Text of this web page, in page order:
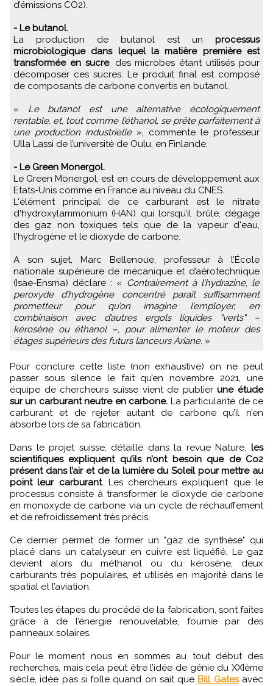
d’émissions CO2).
- Le butanol.
La production de butanol est un processus
microbiologique dans lequel la matière première est
transformée en sucre, des microbes étant utilisés pour
décomposer ces sucres. Le produit final est composé
de composants de carbone convertis en butanol.
« Le butanol est une alternative écologiquement
rentable, et, tout comme l’éthanol, se prête parfaitement à
une production industrielle», commente le professeur
Ulla Lassi de l’université de Oulu, en Finlande.
- Le Green Monergol.
Le Green Monergol, est en cours de développement aux
Etats-Unis comme en France au niveau du CNES.
L'élément principal de ce carburant est le nitrate
d'hydroxylammonium (HAN) qui lorsqu’il brûle, dégage
des gaz non toxiques tels que de la vapeur d'eau,
l'hydrogène et le dioxyde de carbone.
A son sujet, Marc Bellenoue, professeur à l’École
nationale supérieure de mécanique et d’aérotechnique
(Isae-Ensma) déclare : « Contrairement à l’hydrazine, le
peroxyde d’hydrogène concentré paraît suffisamment
prometteur pour qu’on imagine l’employer, en
combinaison avec d’autres ergols liquides "verts" –
kérosène ou éthanol –, pour alimenter le moteur des
étages supérieurs des futurs lanceurs Ariane. »
Pour conclure cette liste (non exhaustive) on ne peut
passer sous silence le fait qu’en novembre 2021, une
équipe de chercheurs suisse vient de publierune étude
sur un carburant neutre en carbone. La particularité de ce
carburant et de rejeter autant de carbone qu’il n’en
absorbe lors de sa fabrication.
Dans le projet suisse, détaillé dans la revue Nature, les
scientifiques expliquent qu’ils n’ont besoin que de Co2
présent dans l’air et de la lumière du Soleil pour mettre au
point leur carburant. Les chercheurs expliquent que le
processus consiste à transformer le dioxyde de carbone
en monoxyde de carbone via un cycle de réchauffement
et de refroidissement très précis.
Ce dernier permet de former un "gaz de synthèse" qui
placé dans un catalyseur en cuivre est liquéfié. Le gaz
devient alors du méthanol ou du kérosène, deux
carburants très populaires, et utilisés en majorité dans le
spatial et l’aviation.
Toutes les étapes du procédé de la fabrication, sont faites
grâce à de l’énergie renouvelable, fournie par des
panneaux solaires.
Pour le moment nous en sommes au tout début des
recherches, mais cela peut être l’idée de génie du XXIème
siècle, idée pas si folle quand on sait que Bill Gatesavec